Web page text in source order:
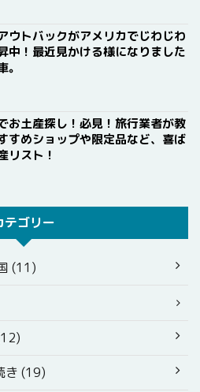
ウトバックがアメリカでじわじわ
中！最近見かける様になりました
。
お土産探し！必見！旅行業者が教
すめショップや限定品など、喜ば
リスト！
テゴリー
(11)
き (19)